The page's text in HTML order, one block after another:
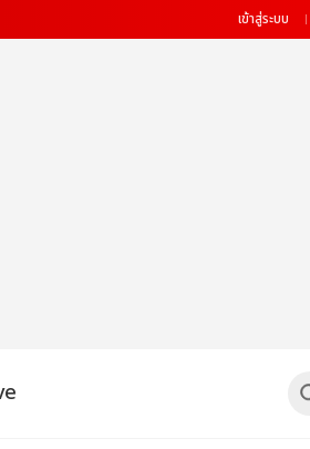
เข้าสู่ระบบ